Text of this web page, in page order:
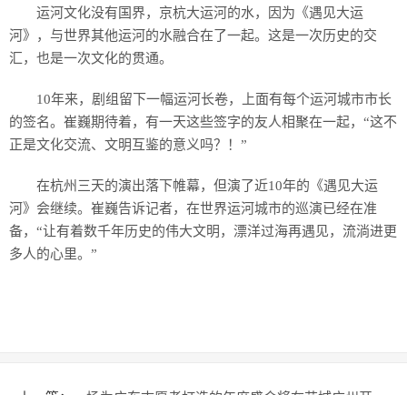
运河文化没有国界，京杭大运河的水，因为《遇见大运
河》，与世界其他运河的水融合在了一起。这是一次历史的交
汇，也是一次文化的贯通。
10年来，剧组留下一幅运河长卷，上面有每个运河城市市长
的签名。崔巍期待着，有一天这些签字的友人相聚在一起，“这不
正是文化交流、文明互鉴的意义吗？！”
在杭州三天的演出落下帷幕，但演了近10年的《遇见大运
河》会继续。崔巍告诉记者，在世界运河城市的巡演已经在准
备，“让有着数千年历史的伟大文明，漂洋过海再遇见，流淌进更
多人的心里。”